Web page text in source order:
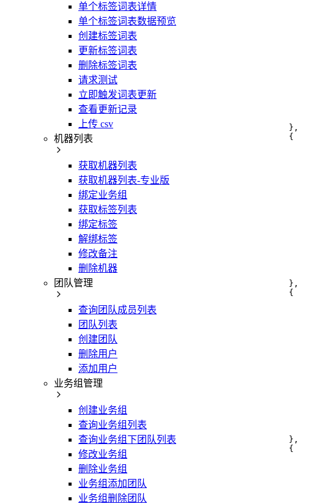
单个标签词表详情
单个标签词表数据预览
创建标签词表
更新标签词表
删除标签词表
请求测试
立即触发词表更新
查看更新记录
上传 csv
机器列表
获取机器列表
获取机器列表-专业版
绑定业务组
获取标签列表
绑定标签
解绑标签
修改备注
删除机器
团队管理
查询团队成员列表
团队列表
创建团队
删除用户
添加用户
业务组管理
创建业务组
查询业务组列表
查询业务组下团队列表
修改业务组
删除业务组
业务组添加团队
业务组删除团队
} ,
{
} ,
{
} ,
{